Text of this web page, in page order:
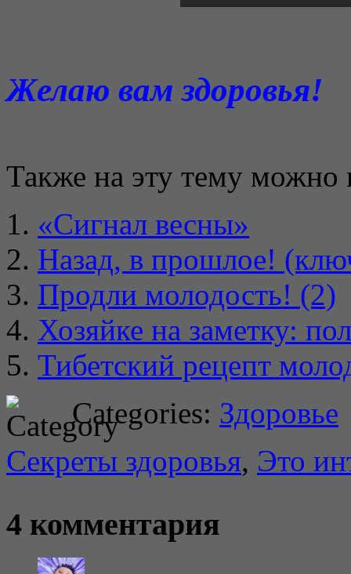
Желаю вам здоровья!
Также на эту тему можно
«Сигнал весны»
Назад, в прошлое!
Продли молодость! (2)
Хозяйке на заметку:
Тибетский рецепт
Categories: Здоровье
Секреты здоровья, Это
4 комментария